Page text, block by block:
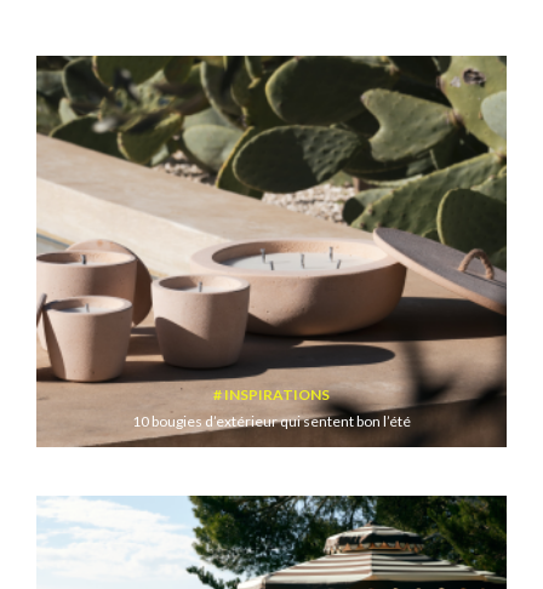
INSPIRATIONS
10 bougies d’extérieur qui sentent bon l’été